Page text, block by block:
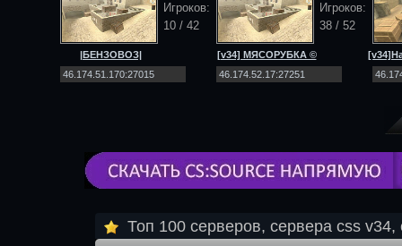
Игроков:
10 / 42
|БЕНЗОВОЗ|
[DEATHMATCH] [NO-
STEAM|v34]
Игроков:
38 / 52
[v34] МЯСОРУБКА ©
2026 In-Teri [Public]
18+
Топ 100 серверов, сервера css v34,